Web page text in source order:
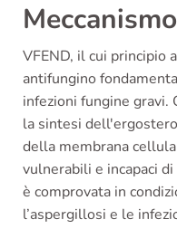
VFEND, il cui principio
antifungino
infezioni fungine gravi.
la sintesi
della membrana
vulnerabili e incapaci
è comprovata in
l’aspergillosi e le